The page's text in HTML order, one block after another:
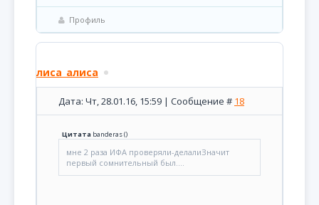
Профиль
лиса_алиса
Дата: Чт, 28.01.16, 15:59 | Сообщение # 18
Цитата banderas()
мне 2 раза ИФА проверяли-делалиЗначит
первый сомнительный был....